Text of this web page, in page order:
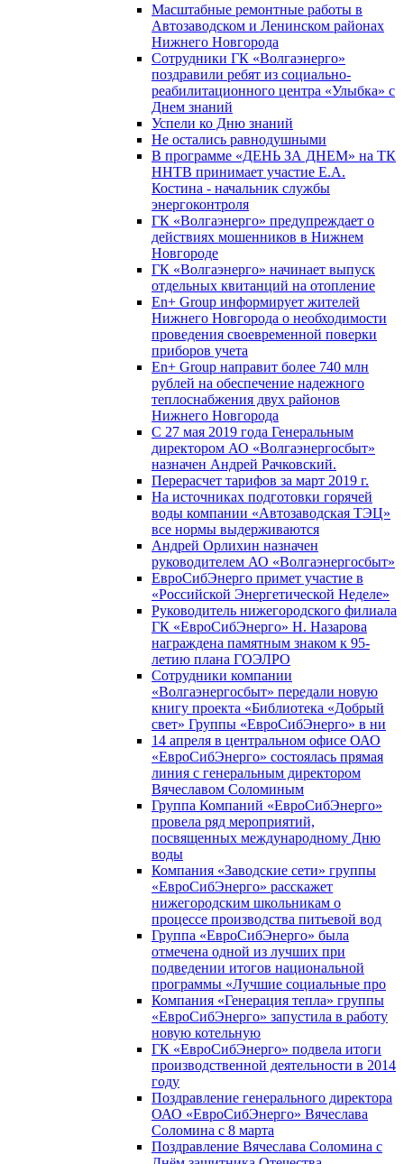
Масштабные ремонтные работы в
Автозаводском и Ленинском районах
Нижнего Новгорода
Сотрудники ГК «Волгаэнерго»
поздравили ребят из социально-
реабилитационного центра «Улыбка» с
Днем знаний
Успели ко Дню знаний
Не остались равнодушными
В программе «ДЕНЬ ЗА ДНЕМ» на ТК
ННТВ принимает участие Е.А.
Костина - начальник службы
энергоконтроля
ГК «Волгаэнерго» предупреждает о
действиях мошенников в Нижнем
Новгороде
ГК «Волгаэнерго» начинает выпуск
отдельных квитанций на отопление
En+ Group информирует жителей
Нижнего Новгорода о необходимости
проведения своевременной поверки
приборов учета
En+ Group направит более 740 млн
рублей на обеспечение надежного
теплоснабжения двух районов
Нижнего Новгорода
С 27 мая 2019 года Генеральным
директором АО «Волгаэнергосбыт»
назначен Андрей Рачковский.
Перерасчет тарифов за март 2019 г.
На источниках подготовки горячей
воды компании «Автозаводская ТЭЦ»
все нормы выдерживаются
Андрей Орлихин назначен
руководителем АО «Волгаэнергосбыт»
ЕвроСибЭнерго примет участие в
«Российской Энергетической Неделе»
Руководитель нижегородского филиала
ГК «ЕвроСибЭнерго» Н. Назарова
награждена памятным знаком к 95-
летию плана ГОЭЛРО
Сотрудники компании
«Волгаэнергосбыт» передали новую
книгу проекта «Библиотека «Добрый
свет» Группы «ЕвроСибЭнерго» в ни
14 апреля в центральном офисе ОАО
«ЕвроСибЭнерго» состоялась прямая
линия с генеральным директором
Вячеславом Соломиным
Группа Компаний «ЕвроСибЭнерго»
провела ряд мероприятий,
посвященных международному Дню
воды
Компания «Заводские сети» группы
«ЕвроСибЭнерго» расскажет
нижегородским школьникам о
процессе производства питьевой вод
Группа «ЕвроСибЭнерго» была
отмечена одной из лучших при
подведении итогов национальной
программы «Лучшие социальные про
Компания «Генерация тепла» группы
«ЕвроСибЭнерго» запустила в работу
новую котельную
ГК «ЕвроСибЭнерго» подвела итоги
производственной деятельности в 2014
году
Поздравление генерального директора
ОАО «ЕвроСибЭнерго» Вячеслава
Соломина с 8 марта
Поздравление Вячеслава Соломина с